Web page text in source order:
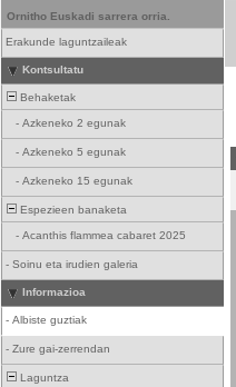
Ornitho Euskadi sarrera orria.
Erakunde laguntzaileak
Kontsultatu
Behaketak
- Azkeneko 2 egunak
- Azkeneko 5 egunak
- Azkeneko 15 egunak
Espezieen banaketa
- Acanthis flammea cabaret 2025
- Soinu eta irudien galeria
Informazioa
- Albiste guztiak
- Zure gai-zerrendan
Laguntza